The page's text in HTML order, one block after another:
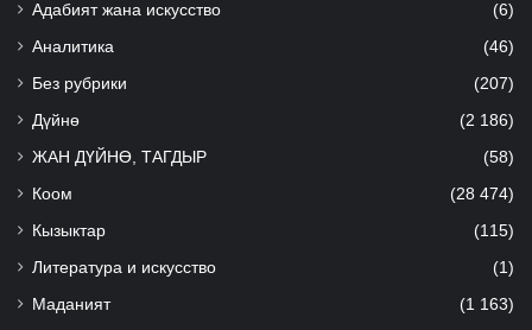
Адабият жана искусство (6)
Аналитика (46)
Без рубрики (207)
Дүйнө (2 186)
ЖАН ДҮЙНӨ, ТАГДЫР (58)
Коом (28 474)
Кызыктар (115)
Литература и искусство (1)
Маданият (1 163)